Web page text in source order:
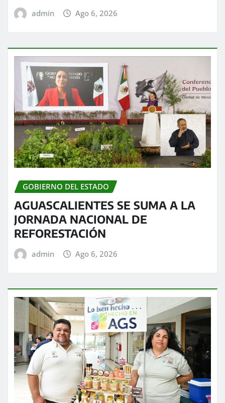
admin Ago 6, 2026
GOBIERNO DEL ESTADO
AGUASCALIENTES SE SUMA A LA
JORNADA NACIONAL DE
REFORESTACIÓN
admin Ago 6, 2026